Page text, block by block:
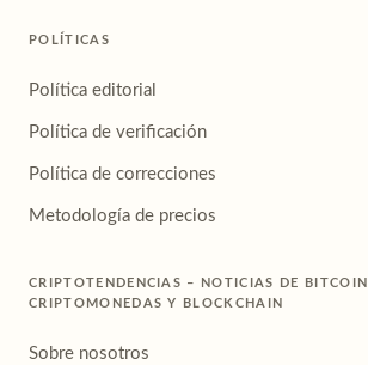
POLÍTICAS
Política editorial
Política de verificación
Política de correcciones
Metodología de precios
CRIPTOTENDENCIAS – NOTICIAS DE BITCOIN,
CRIPTOMONEDAS Y BLOCKCHAIN
Sobre nosotros